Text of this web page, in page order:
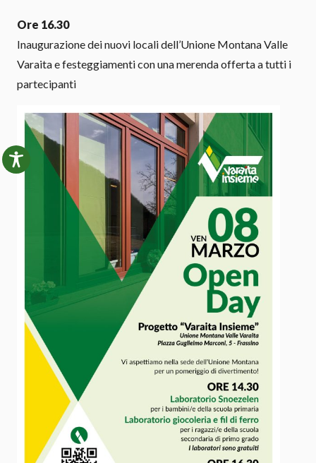
Ore 16.30
Inaugurazione dei nuovi locali dell’Unione Montana Valle
Varaita e festeggiamenti con una merenda offerta a tutti i
partecipanti